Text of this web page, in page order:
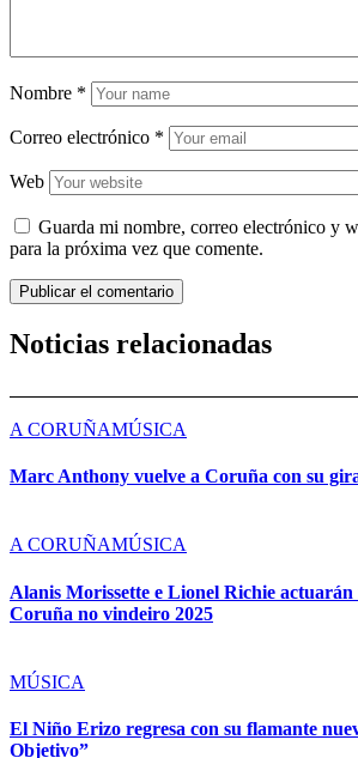
Nombre *
Correo electrónico *
Web
Guarda mi nombre, correo electrónico y
para la próxima vez que comente.
Noticias relacionadas
A CORUÑAMÚSICA
Marc Anthony vuelve a Coruña con su
A CORUÑAMÚSICA
Alanis Morissette e Lionel Richie actuarán
Coruña no vindeiro 2025
MÚSICA
El Niño Erizo regresa con su flamante
Objetivo”